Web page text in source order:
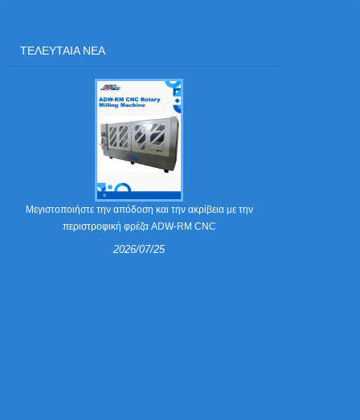
ΤΕΛΕΥΤΑΊΑ ΝΈΑ
Μεγιστοποιήστε την απόδοση και την ακρίβεια με την
περιστροφική φρέζα ADW-RM CNC
2026/07/25